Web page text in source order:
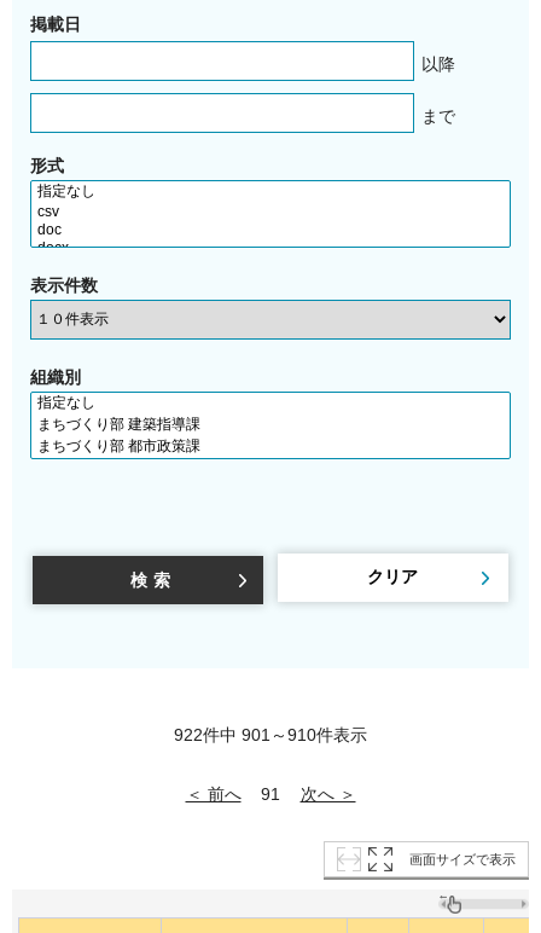
掲載日
以降
まで
形式
表示件数
組織別
922件中 901～910件表示
＜ 前へ 91 次へ ＞
画面サイズで表示